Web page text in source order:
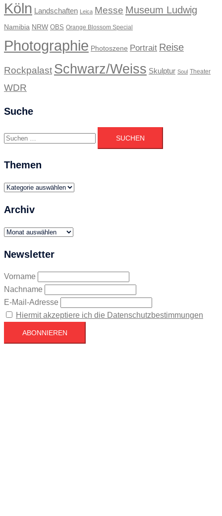
Köln Landschaften Leica Messe Museum Ludwig
Namibia NRW OBS Orange Blossom Special
Photographie Photoszene Portrait Reise
Rockpalast Schwarz/Weiss Skulptur Soul Theater
WDR
Suche
Suchen
nach:
Themen
Themen
Archiv
Archiv
Newsletter
Vorname
Nachname
E-Mail-Adresse
Hiermit akzeptiere ich die Datenschutzbestimmungen